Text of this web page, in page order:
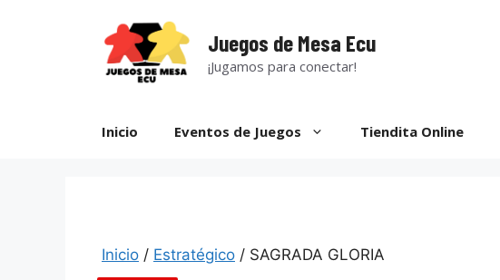
Juegos de Mesa Ecu
¡Jugamos para conectar!
Inicio Eventos de Juegos Tiendita Online
Inicio / Estratégico / SAGRADA GLORIA